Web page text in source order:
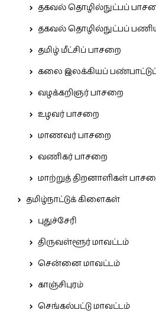
தகவல் தொழில்நுட்பப்
தகவல் தொழில்நுட்பப்
தமிழ் மீட்சிப் பாசறை
கலை இலக்கியப்
வழக்கறிஞர் பாசறை
உழவர் பாசறை
மாணவர் பாசறை
வணிகர் பாசறை
மாற்றுத் திறனாளிகள்
தமிழ்நாட்டுக் கிளைகள்
புதுச்சேரி
திருவள்ளூர் மாவட்டம்
சென்னை மாவட்டம்
காஞ்சிபுரம்
செங்கல்பட்டு மாவட்டம்